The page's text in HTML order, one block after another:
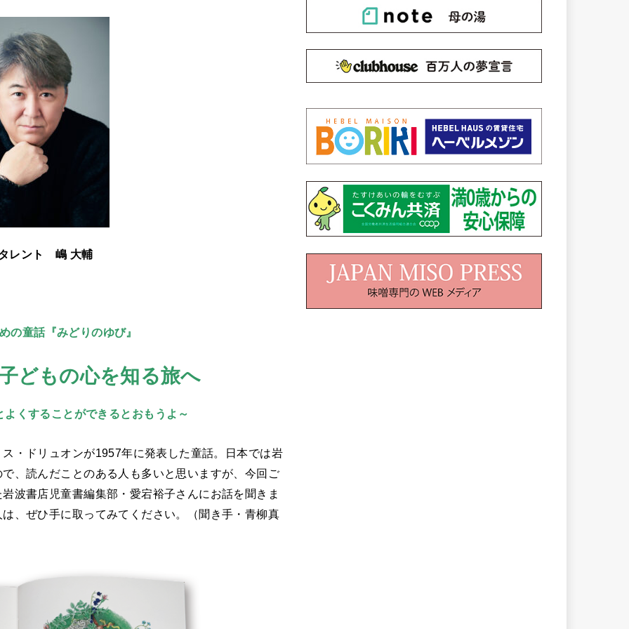
レント 嶋 大輔
の童話『みどりのゆび』
どもの心を知る旅へ
くすることができるとおもうよ～
・ドリュオンが1957年に発表した童話。日本では岩
、読んだことのある人も多いと思いますが、今回ご
波書店児童書編集部・愛宕裕子さんにお話を聞きま
、ぜひ手に取ってみてください。（聞き手・青柳真